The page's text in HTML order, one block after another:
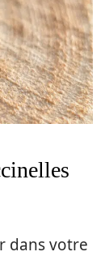
dans votre